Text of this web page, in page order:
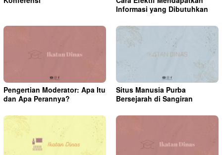
Informasi yang Dibutuhkan
Pengertian Moderator: Apa Itu
dan Apa Perannya?
Situs Manusia Purba
Bersejarah di Sangiran